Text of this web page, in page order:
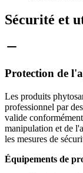
Sécurité et
Protection de
Les produits
professionnel par
valide
manipulation et de
les mesures de
Équipements de